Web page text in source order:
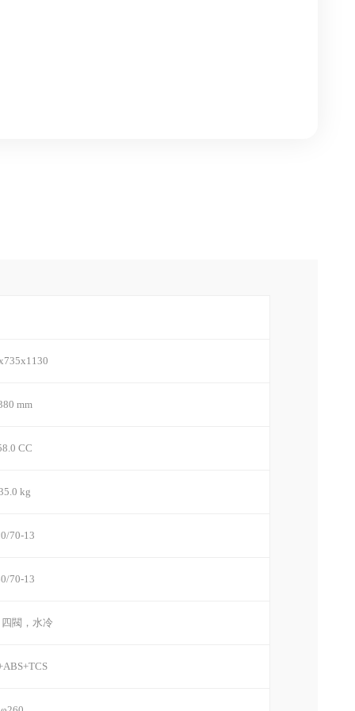
mm
CC
kg
70-13
70-13
閥，水冷